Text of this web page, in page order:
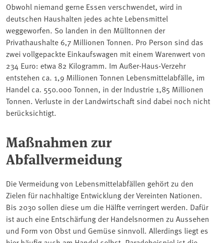
Obwohl niemand gerne Essen verschwendet, wird in
deutschen Haushalten jedes achte Lebensmittel
weggeworfen. So landen in den Mülltonnen der
Privathaushalte 6,7 Millionen Tonnen. Pro Person sind das
zwei vollgepackte Einkaufswagen mit einem Warenwert von
234 Euro: etwa 82 Kilogramm. Im Außer-Haus-Verzehr
entstehen ca. 1,9 Millionen Tonnen Lebensmittelabfälle, im
Handel ca. 550.000 Tonnen, in der Industrie 1,85 Millionen
Tonnen. Verluste in der Landwirtschaft sind dabei noch nicht
berücksichtigt.
Maßnahmen zur
Abfallvermeidung
Die Vermeidung von Lebensmittelabfällen gehört zu den
Zielen für nachhaltige Entwicklung der Vereinten Nationen.
Bis 2030 sollen diese um die Hälfte verringert werden. Dafür
ist auch eine Entschärfung der Handelsnormen zu Aussehen
und Form von Obst und Gemüse sinnvoll. Allerdings liegt es